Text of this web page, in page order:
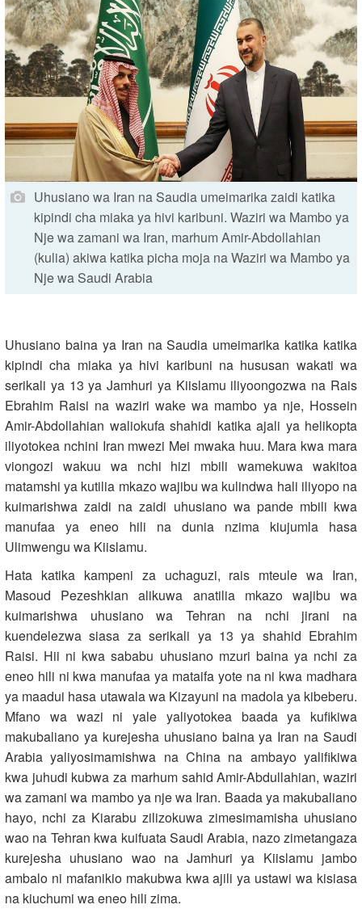
Uhusiano wa Iran na Saudia umeimarika zaidi katika
kipindi cha miaka ya hivi karibuni. Waziri wa Mambo ya
Nje wa zamani wa Iran, marhum Amir-Abdollahian
(kulia) akiwa katika picha moja na Waziri wa Mambo ya
Nje wa Saudi Arabia
Uhusiano baina ya Iran na Saudia umeimarika katika katika
kipindi cha miaka ya hivi karibuni na hususan wakati wa
serikali ya 13 ya Jamhuri ya Kiislamu iliyoongozwa na Rais
Ebrahim Raisi na waziri wake wa mambo ya nje, Hossein
Amir-Abdollahian waliokufa shahidi katika ajali ya helikopta
iliyotokea nchini Iran mwezi Mei mwaka huu. Mara kwa mara
viongozi wakuu wa nchi hizi mbili wamekuwa wakitoa
matamshi ya kutilia mkazo wajibu wa kulindwa hali iliyopo na
kuimarishwa zaidi na zaidi uhusiano wa pande mbili kwa
manufaa ya eneo hili na dunia nzima kiujumla hasa
Ulimwengu wa Kiislamu.
Hata katika kampeni za uchaguzi, rais mteule wa Iran,
Masoud Pezeshkian alikuwa anatilia mkazo wajibu wa
kuimarishwa uhusiano wa Tehran na nchi jirani na
kuendelezwa siasa za serikali ya 13 ya shahid Ebrahim
Raisi. Hii ni kwa sababu uhusiano mzuri baina ya nchi za
eneo hili ni kwa manufaa ya mataifa yote na ni kwa madhara
ya maadui hasa utawala wa Kizayuni na madola ya kibeberu.
Mfano wa wazi ni yale yaliyotokea baada ya kufikiwa
makubaliano ya kurejesha uhusiano baina ya Iran na Saudi
Arabia yaliyosimamishwa na China na ambayo yalifikiwa
kwa juhudi kubwa za marhum sahid Amir-Abdullahian, waziri
wa zamani wa mambo ya nje wa Iran. Baada ya makubaliano
hayo, nchi za Kiarabu zilizokuwa zimesimamisha uhusiano
wao na Tehran kwa kuifuata Saudi Arabia, nazo zimetangaza
kurejesha uhusiano wao na Jamhuri ya Kiislamu jambo
ambalo ni mafanikio makubwa kwa ajili ya ustawi wa kisiasa
na kiuchumi wa eneo hili zima.